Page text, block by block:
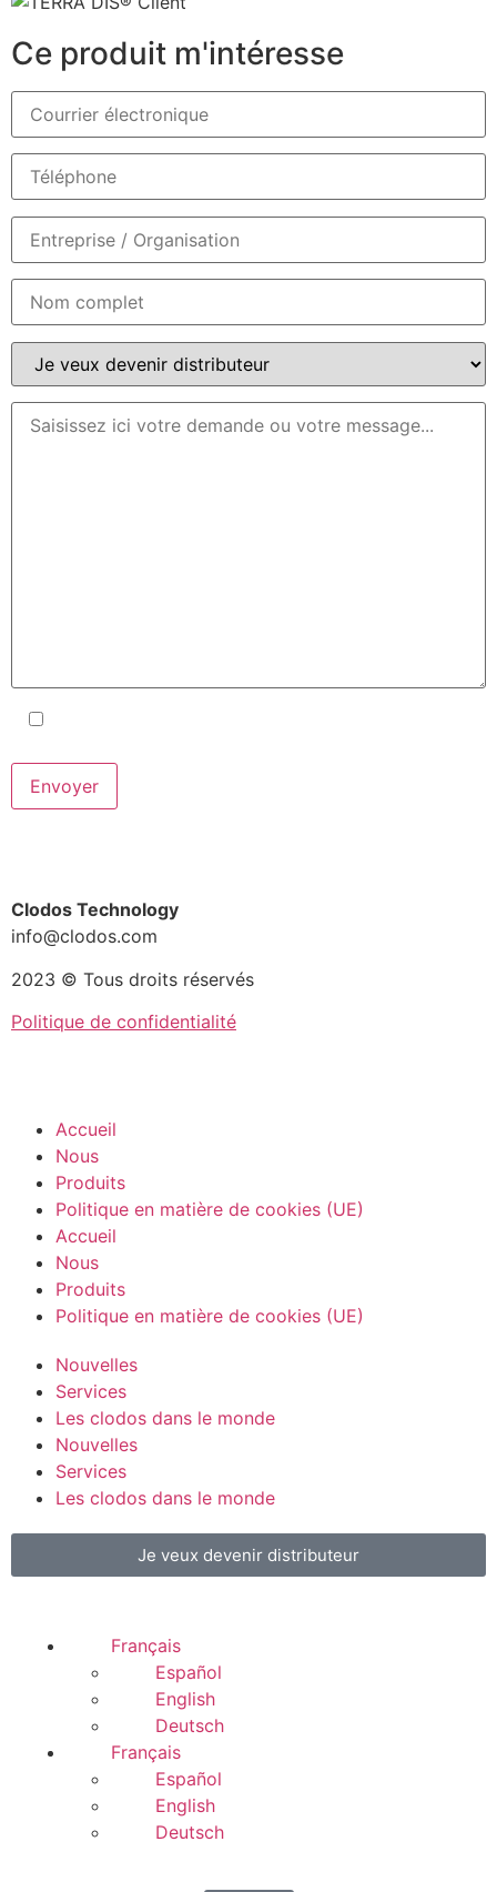
Ce produit m'intéresse
Clodos Technology
info@clodos.com
2023 © Tous droits réservés
Politique de confidentialité
Accueil
Nous
Produits
Politique en matière de cookies (UE)
Accueil
Nous
Produits
Politique en matière de cookies (UE)
Nouvelles
Services
Les clodos dans le monde
Nouvelles
Services
Les clodos dans le monde
Je veux devenir distributeur
Français
Español
English
Deutsch
Français
Español
English
Deutsch